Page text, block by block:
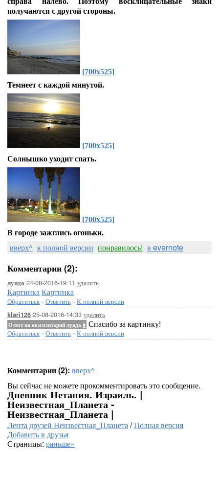
получаются с другой стороны.
[700x525]
Темнеет с каждой минутой.
[700x525]
Солнышко уходит спать.
[700x525]
В городе зажглись огоньки.
вверх^ к полной версии понравилось! в evernote
Комментарии (2):
луида 24-08-2016-19:11 удалить
КартинкаКартинка
Обратиться - Ответить - К полной версии
klari126 25-08-2016-14:33 удалить
Ответ на комментарий луида # Спасибо за картинку!
Обратиться - Ответить - К полной версии
Комментарии (2): вверх^
Вы сейчас не можете прокомментировать это сообщение.
Дневник Нетания. Израиль. |
Неизвестная_Планета -
Неизвестная_Планета |
Лента друзей Неизвестная_Планета/Полная версия
Добавить в друзья
Страницы: раньше»